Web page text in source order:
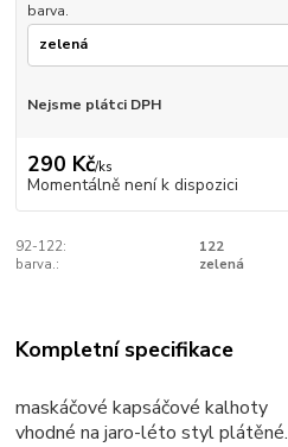
barva.
Nejsme plátci DPH
290 Kč/ks
Momentálně není k dispozici
92-122:
122
barva.:
zelená
Kompletní specifikace
maskáčové kapsáčové kalhoty
vhodné na jaro-léto styl plátěné.